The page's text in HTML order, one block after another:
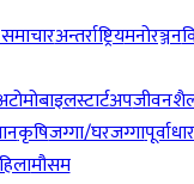
अन्तर्राष्ट्रियमनोरञ्जन
स्टार्टअप
कृषिजग्गा/घरजग्गापूर्वाधार
मौसम